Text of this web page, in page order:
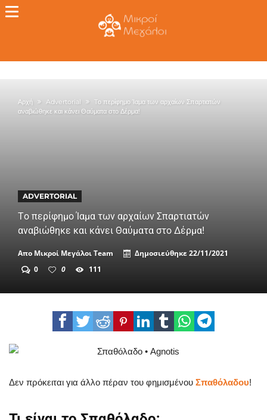
Αρχή Advertorial
Tο περίφημο Ίαμα των αρχαίων Σπαρτιατών
αναβιώθηκε και κάνει Θαύματα στο Δέρμα!
ADVERTORIAL
Tο περίφημο Ίαμα των αρχαίων Σπαρτιατών
αναβιώθηκε και κάνει Θαύματα στο Δέρμα!
Απο Μικροί Μεγάλοι Team Δημοσιεύθηκε22/11/2021
0
0 111
Δεν πρόκειται για άλλο πέραν του φημισμένου Σπαθόλαδου!